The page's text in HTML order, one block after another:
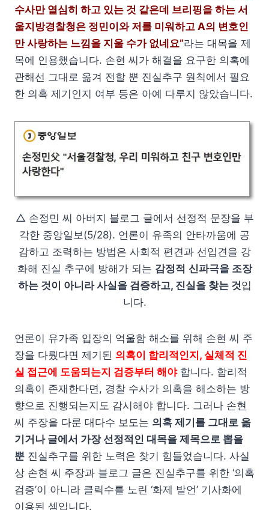
수사만 열심히 하고 있는 것 같은데 브리핑을 하는 서
울지방경찰청은 정민이와 저를 미워하고 A의 변호인
만 사랑하는 느낌을 지울 수가 없네요”라는 대목을 제
목에 인용했습니다. 손현 씨가 해결을 요구한 의혹에
관해선 그대로 옮겨 전할 뿐 진실추구 원칙에서 필요
한 의혹 제기인지 여부 등은 아예 다루지 않았습니다.
△ 손정민 씨 아버지 블로그 글에서 선정적 문장을 부
각한 중앙일보(5/28). 언론이 유족의 안타까움에 공
감하고 조력하는 방법은 사회적 편견과 선입견을 강
화해 진실 추구에 방해가 되는 감정적 신파극을 조장
하는 것이 아니라 사실을 검증하고, 진실을 찾는 것입
니다.
언론이 유가족 입장의 억울함 해소를 위해 손현 씨 주
장을 다뤘다면 제기된 의혹이 합리적인지, 실체적 진
실 접근에 도움되는지 검증부터 해야합니다. 합리적
의혹이 존재한다면, 경찰 수사가 의혹을 해소하는 방
향으로 진행되는지도 감시해야 합니다. 그러나 손현
씨 주장을 다룬 대다수 보도는 의혹 제기를 그대로 옮
기거나 글에서 가장 선정적인 대목을 제목으로 뽑을
뿐 진실추구를 위한 노력은 찾기 힘들었습니다. 사실
상 손현 씨 주장과 블로그 글은 진실추구를 위한 ‘의혹
검증’이 아니라 클릭수를 노린 ‘화제 발언’ 기사화에
이용된 셈입니다.